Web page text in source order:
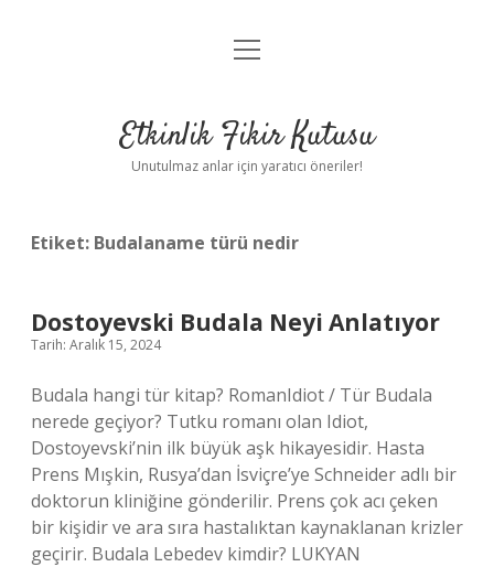
Anasayfa
Yasal Uyarı
menüyü
Etkinlik Fikir Kutusu
Unutulmaz anlar için yaratıcı öneriler!
Etiket: Budalaname türü nedir
Dostoyevski Budala Neyi Anlatıyor
Tarih: Aralık 15, 2024
Budala hangi tür kitap? RomanIdiot / Tür Budala
nerede geçiyor? Tutku romanı olan Idiot,
Dostoyevski’nin ilk büyük aşk hikayesidir. Hasta
Prens Mışkin, Rusya’dan İsviçre’ye Schneider adlı bir
doktorun kliniğine gönderilir. Prens çok acı çeken
bir kişidir ve ara sıra hastalıktan kaynaklanan krizler
geçirir. Budala Lebedev kimdir? LUKYAN